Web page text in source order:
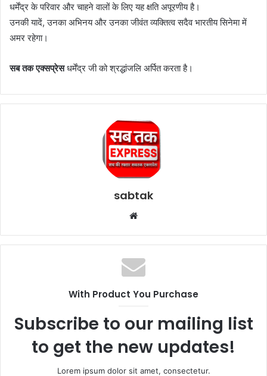
धर्मेंद्र के परिवार और चाहने वालों के लिए यह क्षति अपूरणीय है।
उनकी यादें, उनका अभिनय और उनका जीवंत व्यक्तित्व सदैव भारतीय सिनेमा में
अमर रहेगा।
सब तक एक्सप्रेसधर्मेंद्र जी को श्रद्धांजलि अर्पित करता है।
sabtak
Website
With Product You Purchase
Subscribe to our mailing list
to get the new updates!
Lorem ipsum dolor sit amet, consectetur.